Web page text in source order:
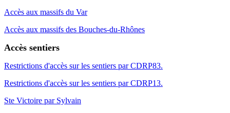
Accès aux massifs du Var
Accès aux massifs des Bouches-du-Rhônes
Accès sentiers
Restrictions d'accès sur les sentiers par CDRP83.
Restrictions d'accès sur les sentiers par CDRP13.
Ste Victoire par Sylvain